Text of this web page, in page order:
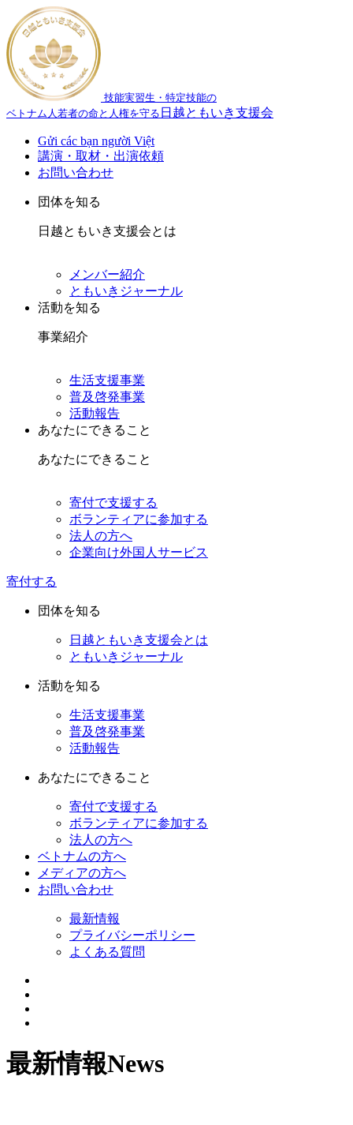
技能実習生・特定技能の
ベトナム人若者の命と人権を守る 日越ともいき支援会
Gửi các bạn người Việt
講演・取材・出演依頼
お問い合わせ
団体を知る
日越ともいき支援会とは
メンバー紹介
ともいきジャーナル
活動を知る
事業紹介
生活支援事業
普及啓発事業
活動報告
あなたにできること
あなたにできること
寄付で支援する
ボランティアに参加する
法人の方へ
企業向け外国人サービス
寄付する
団体を知る
日越ともいき支援会とは
ともいきジャーナル
活動を知る
生活支援事業
普及啓発事業
活動報告
あなたにできること
寄付で支援する
ボランティアに参加する
法人の方へ
ベトナムの方へ
メディアの方へ
お問い合わせ
最新情報
プライバシーポリシー
よくある質問
最新情報News